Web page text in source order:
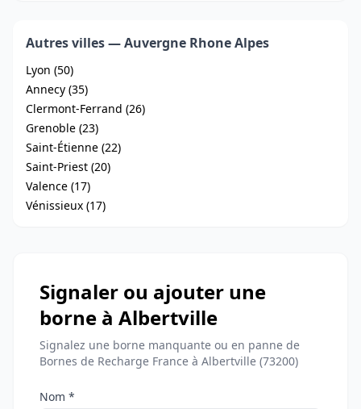
Autres villes — Auvergne Rhone Alpes
Lyon (50)
Annecy (35)
Clermont-Ferrand (26)
Grenoble (23)
Saint-Étienne (22)
Saint-Priest (20)
Valence (17)
Vénissieux (17)
Signaler ou ajouter une
borne à Albertville
Signalez une borne manquante ou en panne de
Bornes de Recharge France à Albertville (73200)
Nom *